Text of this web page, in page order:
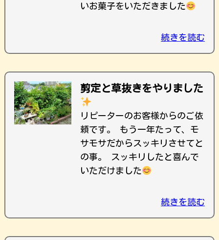
いお菓子をいただきました
続きを読む
剪定と草抜きをやりました
リピーターのお客様からのご依
頼です。 もう一年たって、モ
サモサだからスッキリさせてと
の事。 スッキリしたと喜んで
いただけました
続きを読む